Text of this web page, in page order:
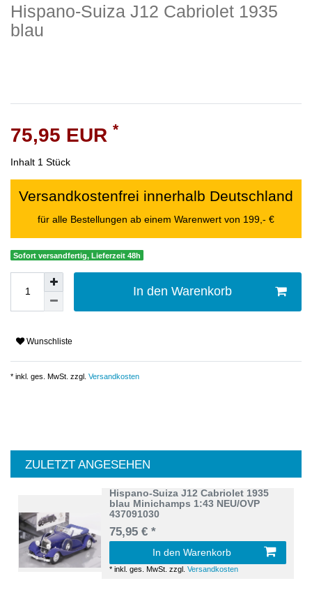
Hispano-Suiza J12 Cabriolet 1935
blau
75,95 EUR *
Inhalt 1 Stück
Versandkostenfrei innerhalb Deutschland
für alle Bestellungen ab einem Warenwert von 199,- €
Sofort versandfertig, Lieferzeit 48h
In den Warenkorb
Wunschliste
* inkl. ges. MwSt. zzgl. Versandkosten
ZULETZT ANGESEHEN
Hispano-Suiza J12 Cabriolet 1935
blau Minichamps 1:43 NEU/OVP
437091030
75,95 € *
In den Warenkorb
*inkl. ges. MwSt. zzgl.Versandkosten